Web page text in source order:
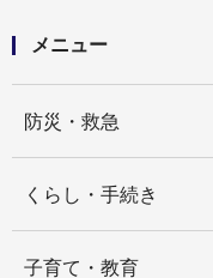
メニュー
防災・救急
くらし・手続き
子育て・教育